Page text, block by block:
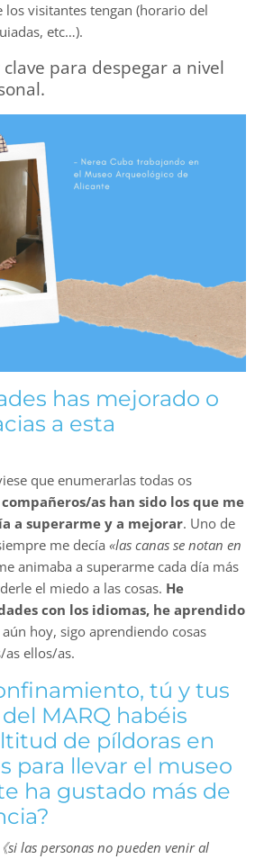
los visitantes tengan (horario del
etc…).
para despegar a nivel
has mejorado o
a esta
que enumerarlas todas os
as han sido los que me
a superarme y a mejorar. Uno de
me decía «las canas se notan en
animaba a superarme cada día más
el miedo a las cosas. He
con los idiomas, he aprendido
hoy, sigo aprendiendo cosas
as ellos/as.
tú y tus
MARQ habéis
de píldoras en
para llevar el museo
ha gustado más de
《si las personas no pueden venir al